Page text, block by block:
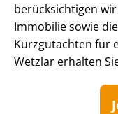
berücksichtigen
Immobilie sowie
Kurzgutachten für
Wetzlar erhalten